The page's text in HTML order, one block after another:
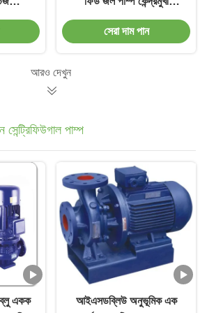
সাকশন
রাসায়নিক পাম্প
সেরা দাম পান
আরও দেখুন
পাম্প
একক
আইএসডব্লিউ অনুভূমিক এক